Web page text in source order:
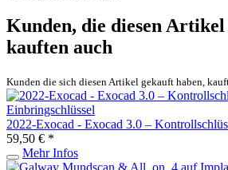
Kunden, die diesen
kauften auch
Kunden die sich diesen Artikel gekauft haben,
2022-Exocad - Exocad 3.0 –
59,50 € *
Mehr Infos